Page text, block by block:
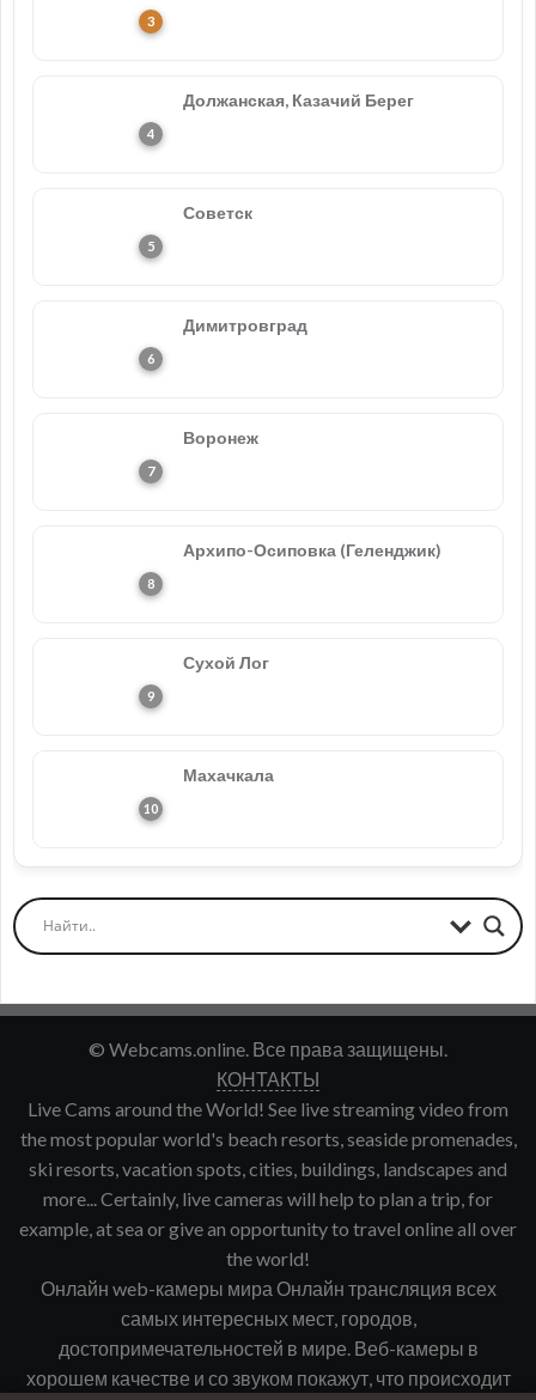
Должанская, Казачий Берег
Советск
Димитровград
Воронеж
Архипо-Осиповка (Геленджик)
Сухой Лог
Махачкала
© Webcams.online. Все права защищены.
КОНТАКТЫ
Live Cams around the World! See live streaming video from
the most popular world's beach resorts, seaside promenades,
ski resorts, vacation spots, cities, buildings, landscapes and
more... Certainly, live cameras will help to plan a trip, for
example, at sea or give an opportunity to travel online all over
the world!
Онлайн web-камеры мира Онлайн трансляция всех
самых интересных мест, городов,
достопримечательностей в мире. Веб-камеры в
хорошем качестве и со звуком покажут, что происходит